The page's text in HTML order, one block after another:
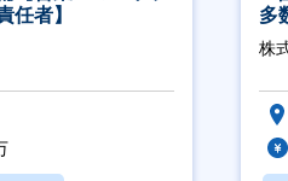
任者】
多
リ
株